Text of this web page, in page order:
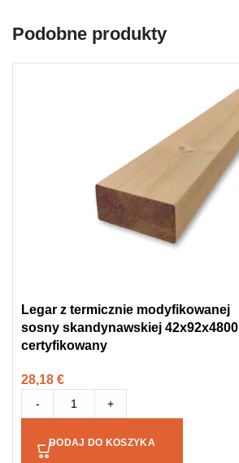
Podobne produkty
Legar z termicznie modyfikowanej
sosny skandynawskiej 42x92x4800
certyfikowany
28,18 €
- +
DODAJ DO KOSZYKA